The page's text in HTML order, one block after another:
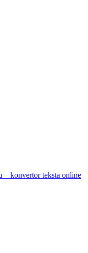
konvertor teksta online